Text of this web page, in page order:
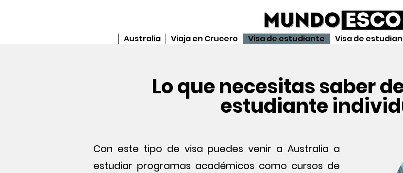
Australia Viaja en Crucero Visa de estudiante Visa de
Lo que necesitas saber
estudiante
Con este tipo de visa puedes venir a Australia a
estudiar programas académicos como cursos de